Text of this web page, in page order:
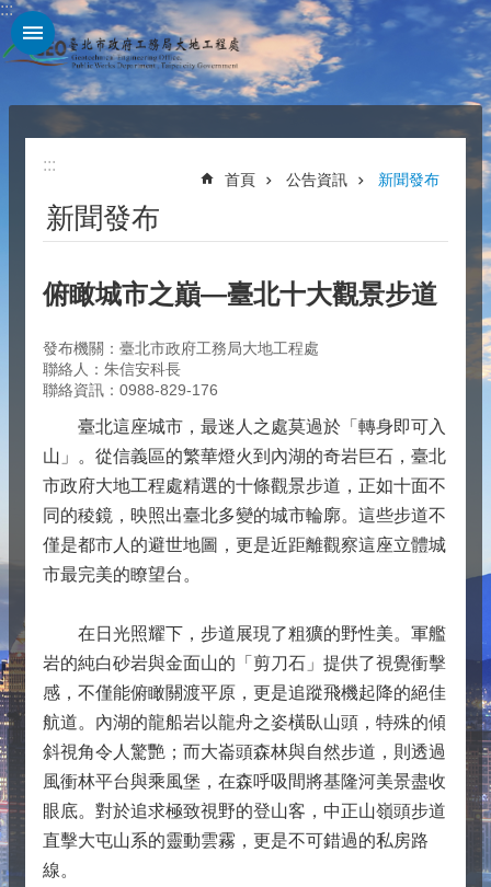
跳到主要內容區塊
:::
:::
首頁 公告資訊 新聞發布
新聞發布
俯瞰城市之巔—臺北十大觀景步道
發布機關：臺北市政府工務局大地工程處
聯絡人：朱信安科長
聯絡資訊：0988-829-176
臺北這座城市，最迷人之處莫過於「轉身即可入
山」。從信義區的繁華燈火到內湖的奇岩巨石，臺北
市政府大地工程處精選的十條觀景步道，正如十面不
同的稜鏡，映照出臺北多變的城市輪廓。這些步道不
僅是都市人的避世地圖，更是近距離觀察這座立體城
市最完美的瞭望台。
在日光照耀下，步道展現了粗獷的野性美。軍艦
岩的純白砂岩與金面山的「剪刀石」提供了視覺衝擊
感，不僅能俯瞰關渡平原，更是追蹤飛機起降的絕佳
航道。內湖的龍船岩以龍舟之姿橫臥山頭，特殊的傾
斜視角令人驚艷；而大崙頭森林與自然步道，則透過
風衝林平台與乘風堡，在森呼吸間將基隆河美景盡收
眼底。對於追求極致視野的登山客，中正山嶺頭步道
直擊大屯山系的靈動雲霧，更是不可錯過的私房路
線。